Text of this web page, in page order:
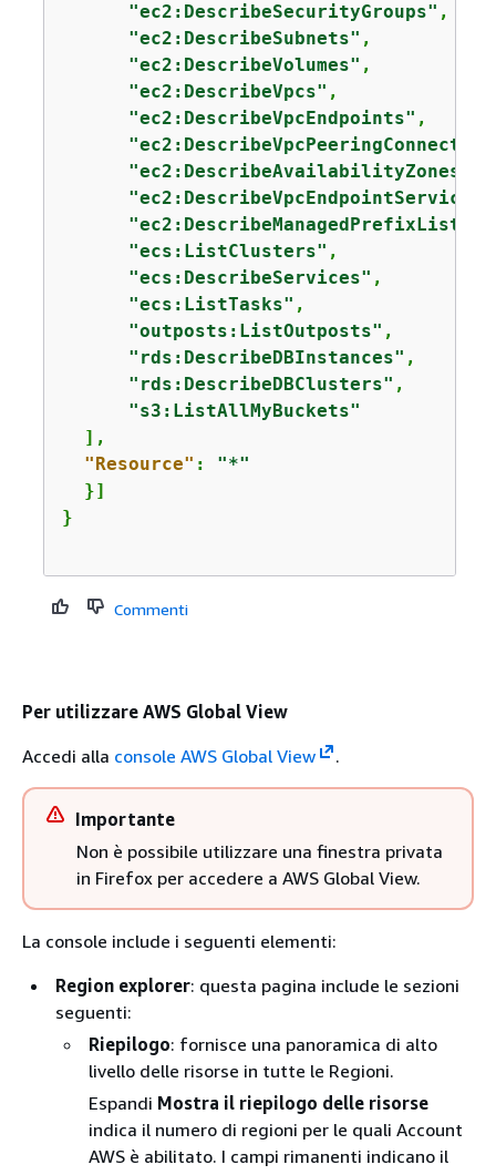
"ec2:DescribeSecurityGroups" ,
"ec2:DescribeSubnets" ,
"ec2:DescribeVolumes" ,
"ec2:DescribeVpcs" ,
"ec2:DescribeVpcEndpoints" ,
"ec2:DescribeAvailabilityZones"
"ec2:DescribeManagedPrefixLists"
"ecs:ListClusters" ,
"ecs:DescribeServices" ,
"ecs:ListTasks" ,
"outposts:ListOutposts" ,
"rds:DescribeDBInstances" ,
"rds:DescribeDBClusters" ,
"s3:ListAllMyBuckets"
  ],
"Resource" : "*"
  }]
Commenti
Per utilizzare AWS Global View
Accedi alla console AWS Global View .
Importante
Non è possibile utilizzare una finestra privata
in Firefox per accedere a AWS Global View.
La console include i seguenti elementi:
Region explorer: questa pagina include le sezioni
seguenti:
Riepilogo: fornisce una panoramica di alto
livello delle risorse in tutte le Regioni.
Espandi Mostra il riepilogo delle risorse
indica il numero di regioni per le quali Account
AWS è abilitato. I campi rimanenti indicano il